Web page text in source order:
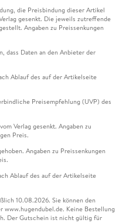
die Preisbindung dieser Artikel
gesenkt. Die jeweils zutreffende
Angaben zu Preissenkungen
dass Daten an den Anbieter der
Ablauf des auf der Artikelseite
Preisempfehlung (UVP) des
Verlag gesenkt. Angaben zu
Preis.
Angaben zu Preissenkungen
Ablauf des auf der Artikelseite
10.08.2026. Sie können den
Keine Bestellung
Der Gutschein ist nicht gültig für